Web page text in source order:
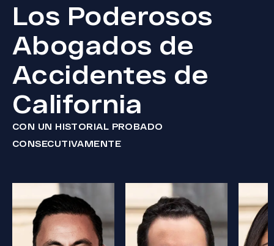
Los Poderosos
Abogados de
Accidentes de
California
CON UN HISTORIAL PROBADO
CONSECUTIVAMENTE